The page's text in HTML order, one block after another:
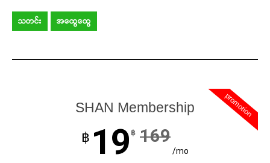
သတင်း အထွေထွေ
promotion
SHAN Membership
฿ 19 ฿ 169
/mo